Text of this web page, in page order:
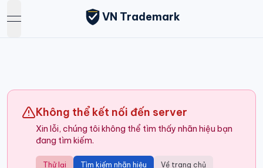
open navigation menu
VN Trademark
Không thể kết nối đến server
Xin lỗi, chúng tôi không thể tìm thấy nhãn hiệu bạn
đang tìm kiếm.
Thử lại Tìm kiếm nhãn hiệu Về trang chủ